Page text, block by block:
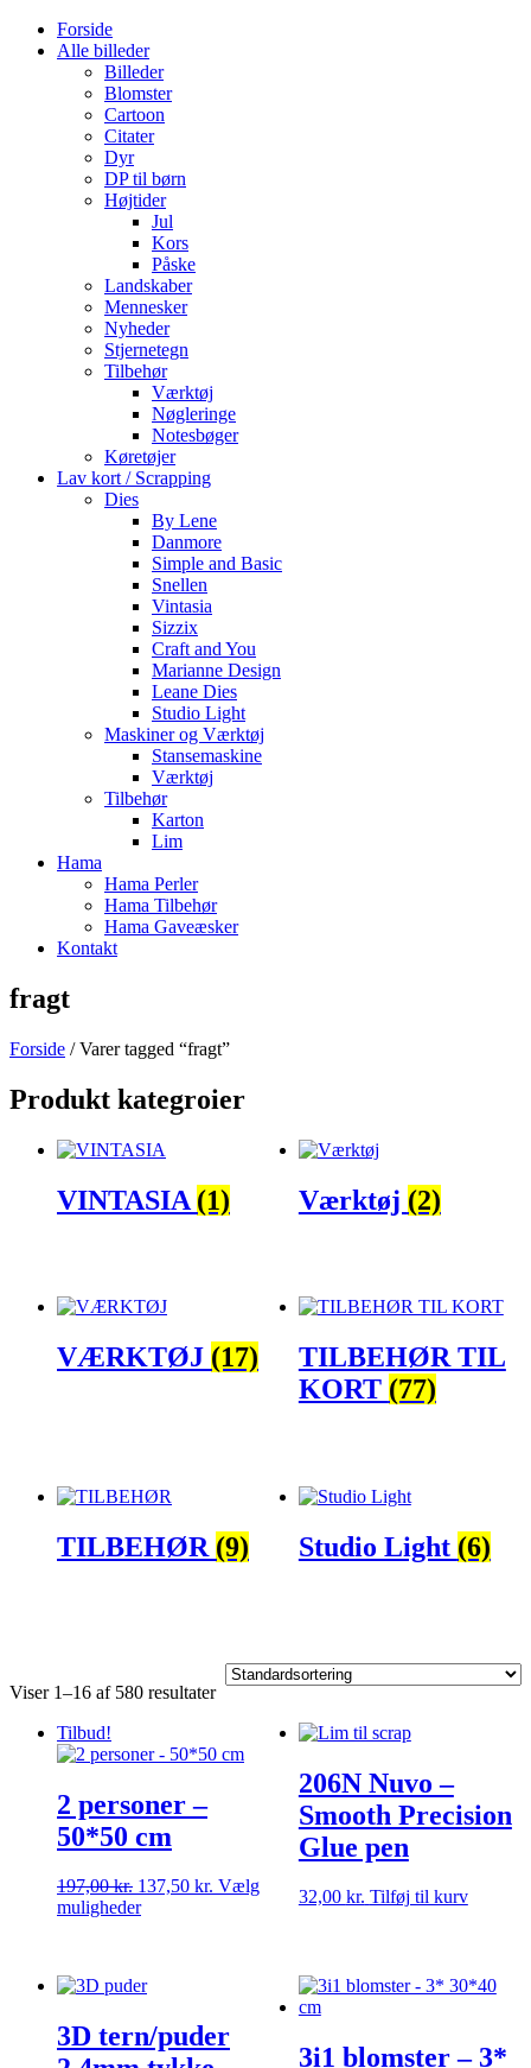
Forside
Alle billeder
Billeder
Blomster
Cartoon
Citater
Dyr
DP til børn
Højtider
Jul
Kors
Påske
Landskaber
Mennesker
Nyheder
Stjernetegn
Tilbehør
Værktøj
Nøgleringe
Notesbøger
Køretøjer
Lav kort / Scrapping
Dies
By Lene
Danmore
Simple and Basic
Snellen
Vintasia
Sizzix
Craft and You
Marianne Design
Leane Dies
Studio Light
Maskiner og Værktøj
Stansemaskine
Værktøj
Tilbehør
Karton
Lim
Hama
Hama Perler
Hama Tilbehør
Hama Gaveæsker
Kontakt
fragt
Forside / Varer tagged “fragt”
Produkt kategroier
VINTASIA (1) Værktøj (2)
VÆRKTØJ (17)
TILBEHØR TIL
KORT (77)
TILBEHØR (9) Studio Light (6)
Viser 1–16 af 580 resultater
Tilbud!
2 personer –
50*50 cm
197,00kr. Den
oprindelige
137,50 kr. Den
Vælg
mulighederDette
varianter.
kan
vælges
206N Nuvo –
Smooth Precision
Glue pen
32,00 kr. Tilføj til kurv
3D tern/puder
3i1 blomster – 3*